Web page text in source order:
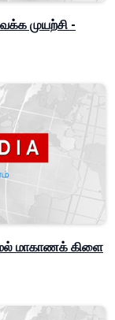
முயற்சி -
மாகாணக் கிளை